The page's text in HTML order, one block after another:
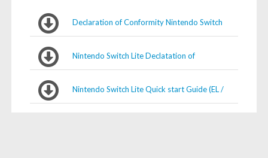
Declaration of Conformity Nintendo Switch
Nintendo Switch Lite Declatation of
Nintendo Switch Lite Quick start Guide (EL /